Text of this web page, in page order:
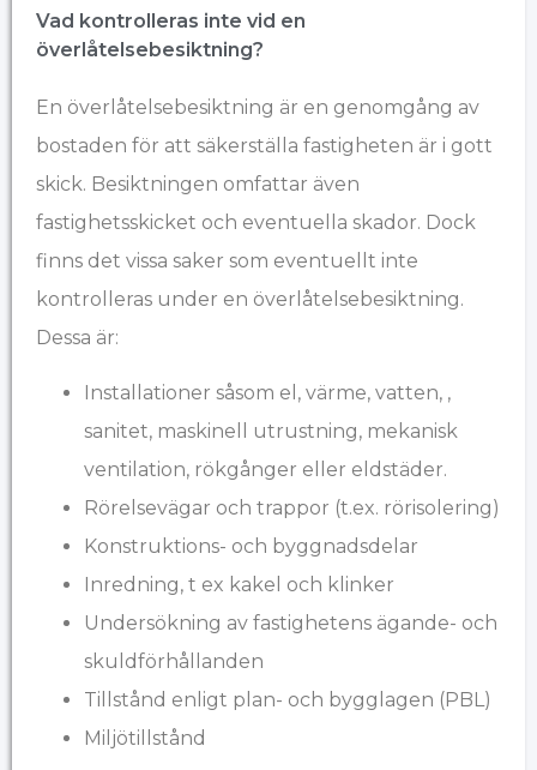
Vad kontrolleras inte vid en
överlåtelsebesiktning?
En överlåtelsebesiktning är en genomgång av
bostaden för att säkerställa fastigheten är i gott
skick. Besiktningen omfattar även
fastighetsskicket och eventuella skador. Dock
finns det vissa saker som eventuellt inte
kontrolleras under en överlåtelsebesiktning.
Dessa är:
Installationer såsom el, värme, vatten, ,
sanitet, maskinell utrustning, mekanisk
ventilation, rökgånger eller eldstäder.
Rörelsevägar och trappor (t.ex. rörisolering)
Konstruktions- och byggnadsdelar
Inredning, t ex kakel och klinker
Undersökning av fastighetens ägande- och
skuldförhållanden
Tillstånd enligt plan- och bygglagen (PBL)
Miljötillstånd